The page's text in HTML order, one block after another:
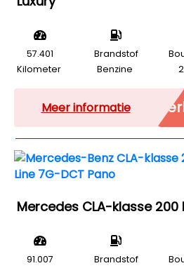
57.401
Kilometer
Brandstof
Benzine
Meer informatie
Mercedes CLA-klasse 200
91.007
Brandstof